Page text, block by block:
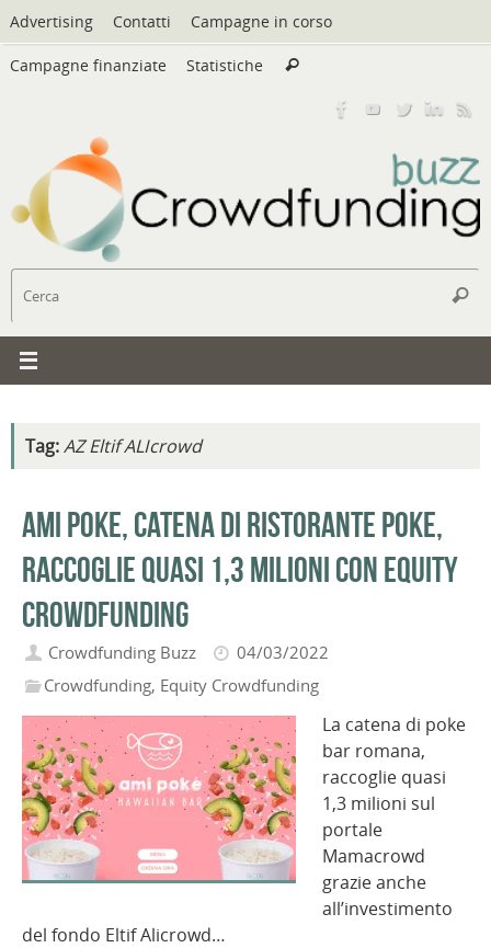
Vai
al
contenuto
Advertising Contatti Campagne in corso
Campagne finanziate Statistiche Cerca
Cerca
Tag:AZ Eltif ALIcrowd
Ami Poke, catena di ristorante poke,
raccoglie quasi 1,3 milioni con equity
crowdfunding
Crowdfunding Buzz
04/03/2022
Crowdfunding, Equity Crowdfunding
La catena di poke
bar romana,
raccoglie quasi
1,3 milioni sul
portale
Mamacrowd
grazie anche
all’investimento
del fondo Eltif Alicrowd…